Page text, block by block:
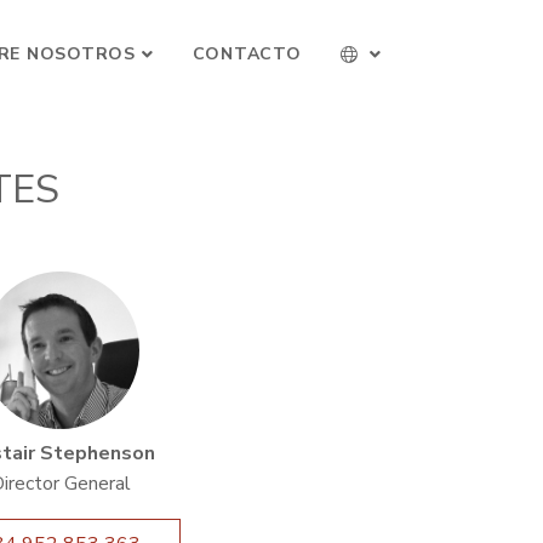
NOSOTROS CONTACTO
Stephenson
General